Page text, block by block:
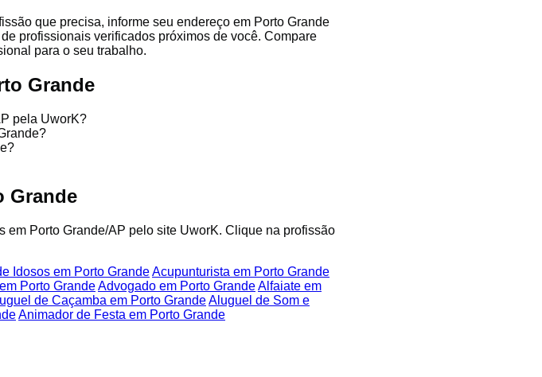
que precisa, informe seu endereço em Porto Grande
profissionais verificados próximos de você. Compare
para o seu trabalho.
Grande
pela UworK?
Grande
Porto Grande/AP pelo site UworK. Clique na profissão
Idosos em Porto GrandeAcupunturista em Porto Grande
Porto GrandeAdvogado em Porto GrandeAlfaiate em
de Caçamba em Porto GrandeAluguel de Som e
Animador de Festa em Porto Grande